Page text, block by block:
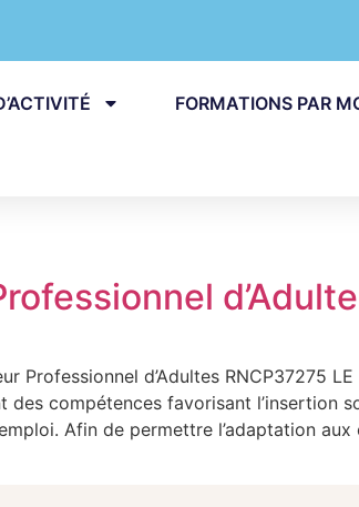
FORMATIONS PAR
Professionnel d’Adultes RNCP37275
compétences favorisant l’insertion
Afin de permettre l’adaptation